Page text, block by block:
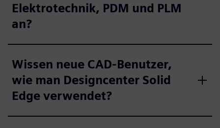
Elektrotechnik, PDM und PLM
an?
Wissen neue CAD-Benutzer,
wie man Designcenter Solid
Edge verwendet?